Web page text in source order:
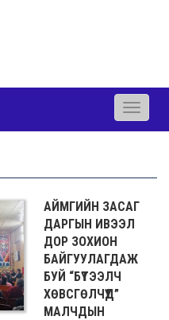
Toggle
АЙМГИЙН ЗАСАГ
ДАРГЫН ИВЭЭЛ
ДОР ЗОХИОН
БАЙГУУЛАГДАЖ
БУЙ “БҮТЭЭЛЧ
ХӨВСГӨЛЧҮҮД”
МАЛЧДЫН